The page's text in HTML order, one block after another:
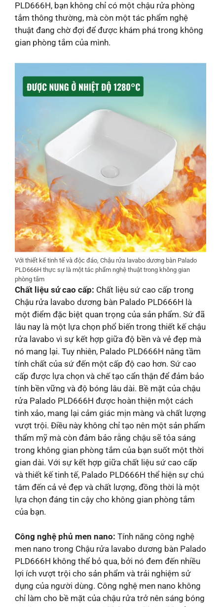
PLD666H, bạn không chỉ có một chậu rửa phòng
tắm thông thường, mà còn một tác phẩm nghệ
thuật đang chờ đợi để được khám phá trong không
gian phòng tắm của mình.
Với thiết kế tinh tế và độc đáo, Chậu rửa lavabo dương bàn Palado
PLD666H thực sự là một tác phẩm nghệ thuật trong không gian
phòng tắm
Chất liệu sứ cao cấp: Chất liệu sứ cao cấp trong
Chậu rửa lavabo dương bàn Palado PLD666H là
một điểm đặc biệt quan trọng của sản phẩm. Sứ đã
lâu nay là một lựa chọn phổ biến trong thiết kế chậu
rửa lavabo vì sự kết hợp giữa độ bền và vẻ đẹp mà
nó mang lại. Tuy nhiên, Palado PLD666H nâng tầm
tính chất của sứ đến một cấp độ cao hơn. Sứ cao
cấp được lựa chọn và chế tạo cẩn thận để đảm bảo
tính bền vững và độ bóng lâu dài. Bề mặt của chậu
rửa Palado PLD666H được hoàn thiện một cách
tinh xảo, mang lại cảm giác mịn màng và chất lượng
vượt trội. Điều này không chỉ tạo nên một sản phẩm
thẩm mỹ mà còn đảm bảo rằng chậu sẽ tỏa sáng
trong không gian phòng tắm của bạn suốt một thời
gian dài. Với sự kết hợp giữa chất liệu sứ cao cấp
và thiết kế tinh tế, Palado PLD666H thể hiện sự chú
tâm đến cả vẻ đẹp và chất lượng, đồng thời là một
lựa chọn đáng tin cậy cho không gian phòng tắm
của bạn.
Công nghệ phủ men nano: Tính năng công nghệ
men nano trong Chậu rửa lavabo dương bàn Palado
PLD666H không thể bỏ qua, bởi nó đem đến nhiều
lợi ích vượt trội cho sản phẩm và trải nghiệm sử
dụng của người dùng. Công nghệ men nano không
chỉ làm cho bề mặt của chậu rửa trở nên sáng bóng